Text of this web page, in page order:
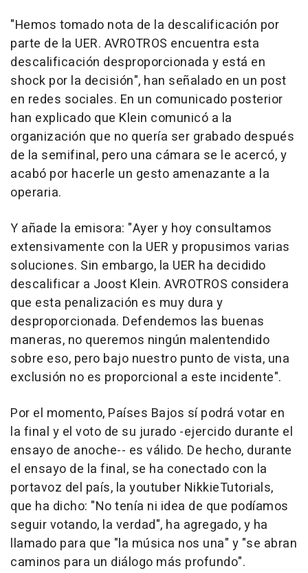
"Hemos tomado nota de la descalificación por
parte de la UER. AVROTROS encuentra esta
descalificación desproporcionada y está en
shock por la decisión", han señalado en un post
en redes sociales. En un comunicado posterior
han explicado que Klein comunicó a la
organización que no quería ser grabado después
de la semifinal, pero una cámara se le acercó, y
acabó por hacerle un gesto amenazante a la
operaria.
Y añade la emisora: "Ayer y hoy consultamos
extensivamente con la UER y propusimos varias
soluciones. Sin embargo, la UER ha decidido
descalificar a Joost Klein. AVROTROS considera
que esta penalización es muy dura y
desproporcionada. Defendemos las buenas
maneras, no queremos ningún malentendido
sobre eso, pero bajo nuestro punto de vista, una
exclusión no es proporcional a este incidente".
Por el momento, Países Bajos sí podrá votar en
la final y el voto de su jurado -ejercido durante el
ensayo de anoche-- es válido. De hecho, durante
el ensayo de la final, se ha conectado con la
portavoz del país, la youtuber NikkieTutorials,
que ha dicho: "No tenía ni idea de que podíamos
seguir votando, la verdad", ha agregado, y ha
llamado para que "la música nos una" y "se abran
caminos para un diálogo más profundo".